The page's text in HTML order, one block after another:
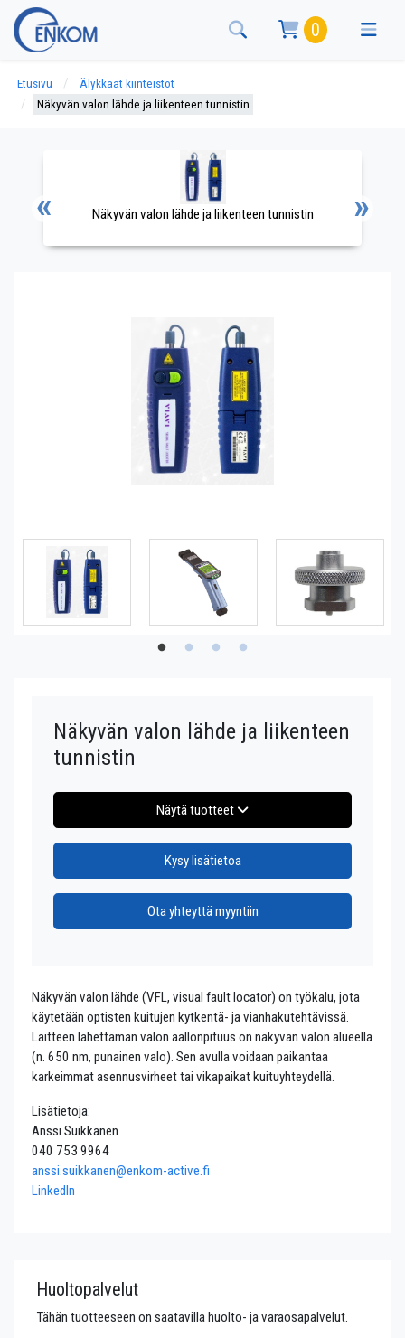
0
Etusivu
Älykkäät kiinteistöt
Näkyvän valon lähde ja liikenteen tunnistin
Näkyvän valon lähde ja liikenteen tunnistin
Näkyvän valon lähde ja liikenteen
tunnistin
Näytä tuotteet
Kysy lisätietoa
Ota yhteyttä myyntiin
Näkyvän valon lähde (VFL, visual fault locator) on työkalu, jota
käytetään optisten kuitujen kytkentä- ja vianhakutehtävissä.
Laitteen lähettämän valon aallonpituus on näkyvän valon alueella
(n. 650 nm, punainen valo). Sen avulla voidaan paikantaa
karkeimmat asennusvirheet tai vikapaikat kuituyhteydellä.
Lisätietoja:
Anssi Suikkanen
040 753 9964
anssi.suikkanen@enkom-active.fi
LinkedIn
Huoltopalvelut
Tähän tuotteeseen on saatavilla huolto- ja varaosapalvelut.